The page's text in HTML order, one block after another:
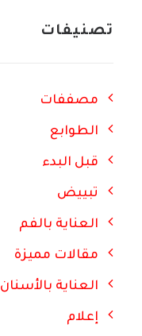
تصنيفات
مصففات
الطوابع
قبل البدء
تبييض
العناية بالفم
مقالات مميزة
العناية بالأسنان
إعلام